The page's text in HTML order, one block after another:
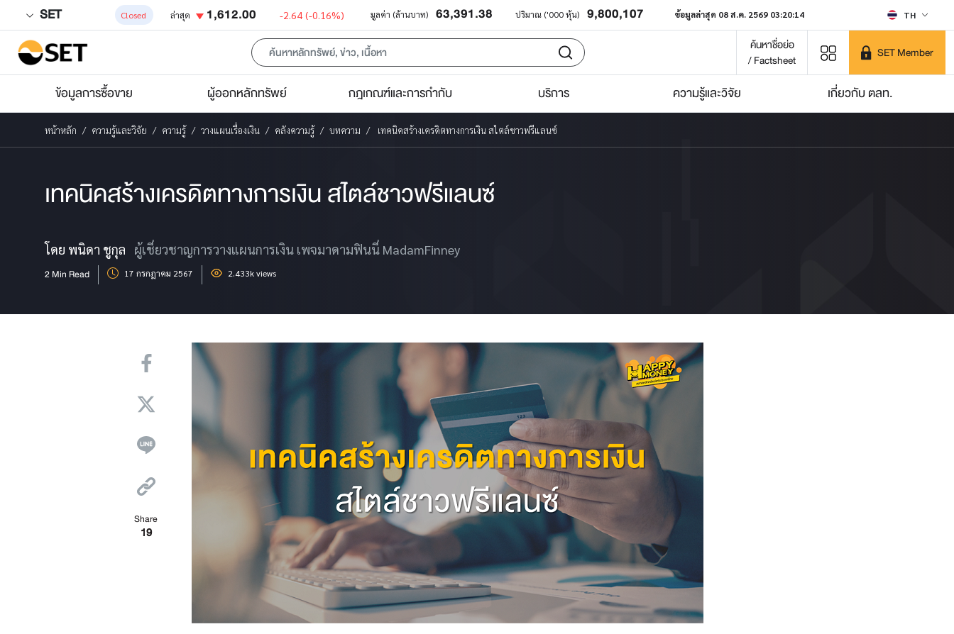
SET Closed ล่าสุด 1,612.00 -2.64 (-0.16%) มูลค่า (ล้านบาท) 63,391.38 ปริมาณ ('000 หุ้น) 9,800,107 ข้อมูลล่าสุด 08 ส.ค. 2569 03:20:14 TH
ค้นหาชื่อย่อ
/ Factsheet
SET Member
ข้อมูลการซื้อขาย ผู้ออกหลักทรัพย์ กฎเกณฑ์และการกำกับ บริการ ความรู้และวิจัย เกี่ยวกับ ตลท.
หน้าหลัก ความรู้และวิจัย ความรู้ วางแผนเรื่องเงิน คลังความรู้ บทความ เทคนิคสร้างเครดิตทางการเงิน สไตล์ชาวฟรีแลนซ์
เทคนิคสร้างเครดิตทางการเงิน สไตล์ชาวฟรีแลนซ์
โดย พนิดา ชูกุล ผู้เชี่ยวชาญการวางแผนการเงิน เพจมาดามฟินนี่ MadamFinney
2 Min Read 17 กรกฎาคม 2567 2.433k views
Share
19